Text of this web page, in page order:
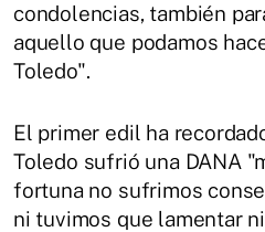
condolencias, también
aquello que podamos
Toledo".
El primer edil ha
Toledo sufrió una DANA
fortuna no sufrimos
ni tuvimos que lamentar